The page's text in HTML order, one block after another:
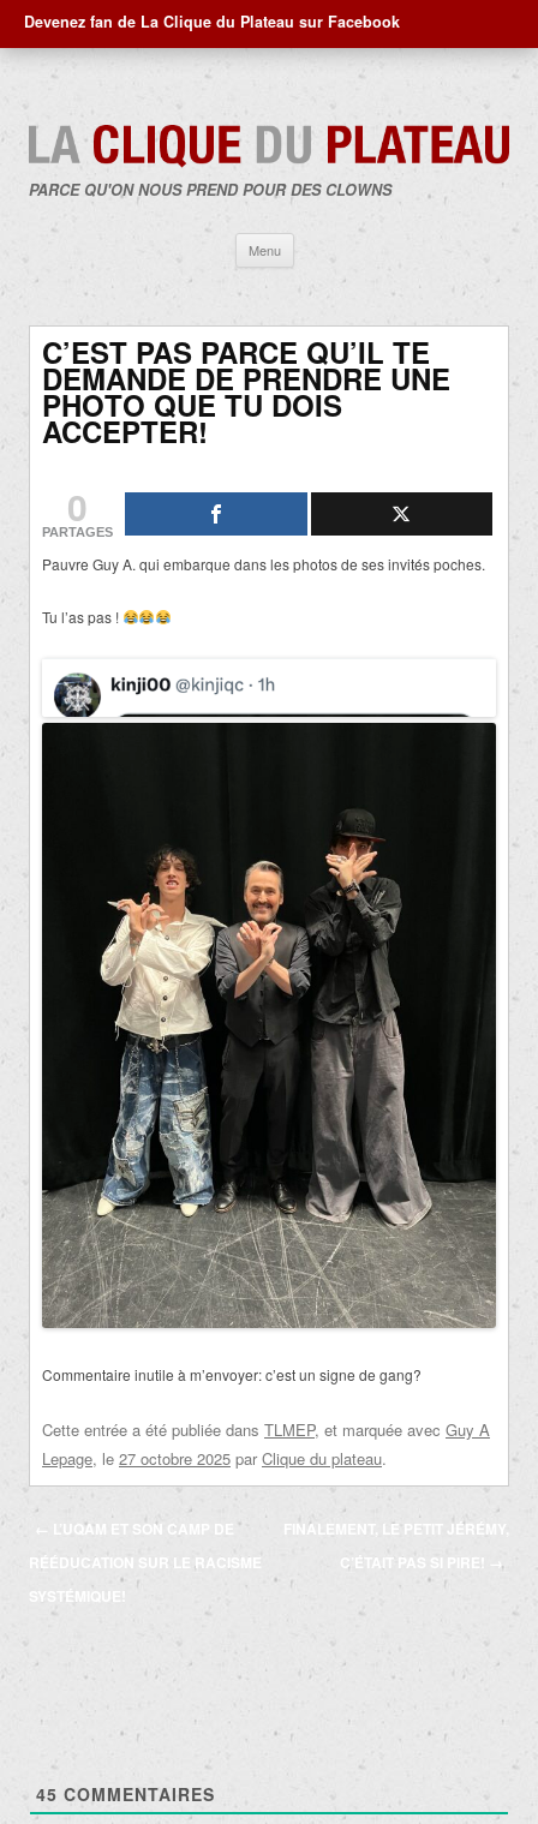
Devenez fan de La Clique du Plateau sur Facebook
PARCE QU'ON NOUS PREND POUR DES CLOWNS
Menu
contenu
C’EST PAS PARCE QU’IL TE
DEMANDE DE PRENDRE UNE
PHOTO QUE TU DOIS
ACCEPTER!
0
PARTAGES
Pauvre Guy A. qui embarque dans les photos de ses invités poches.
Tu l’as pas !
Commentaire inutile à m’envoyer: c’est un signe de gang?
Cette entrée a été publiée dans TLMEP, et marquée avec Guy A
Lepage, le 27 octobre 2025 par Clique du plateau.
Navigation
des
articles
←
L’UQAM ET SON CAMP DE
RÉÉDUCATION SUR LE RACISME
SYSTÉMIQUE!
FINALEMENT, LE PETIT JÉRÉMY,
C’ÉTAIT PAS SI PIRE!
→
45 COMMENTAIRES